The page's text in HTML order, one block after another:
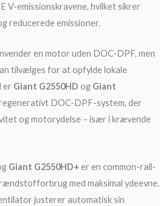
V-emissionskravene, hvilket sikrer
reducerede emissioner.
en motor uden DOC-DPF, men
tilvælges for at opfylde lokale
er Giant G2550HD og Giant
DOC-DPF-system, der
og motorydelse – især i krævende
Giant G2550HD+ er en common-rail-
med maksimal ydeevne.
justerer automatisk sin